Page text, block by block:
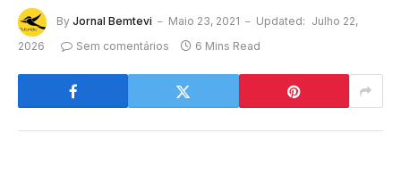
By Jornal Bemtevi Maio 23, 2021 Updated: Julho 22,
2026
Sem comentários 6 Mins Read